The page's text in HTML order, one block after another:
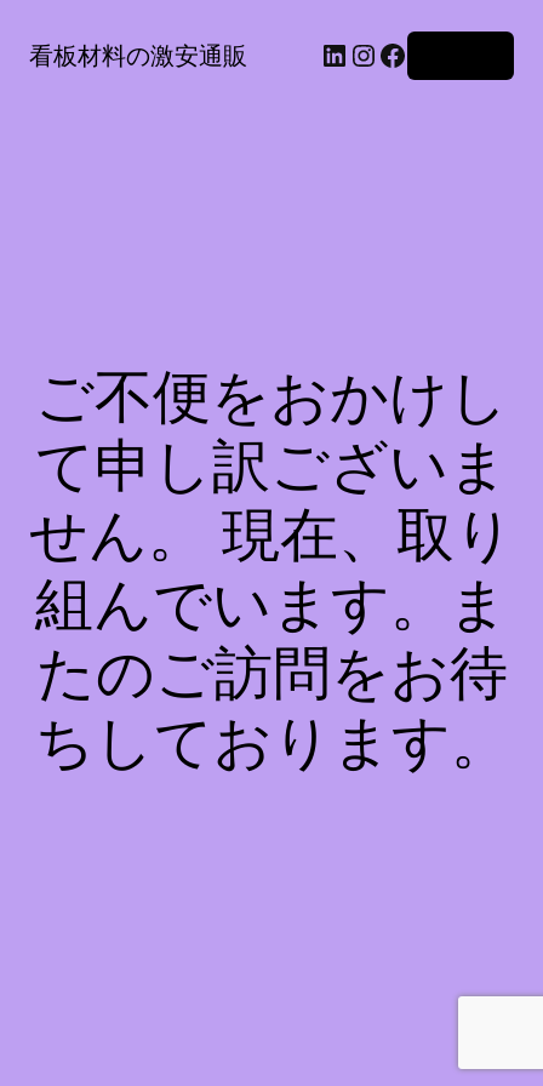
看板材料の激安通販 LinkedIn Instagram Facebook
ご不便をおかけし
て申し訳ございま
せん。 現在、取り
組んでいます。ま
たのご訪問をお待
ちしております。